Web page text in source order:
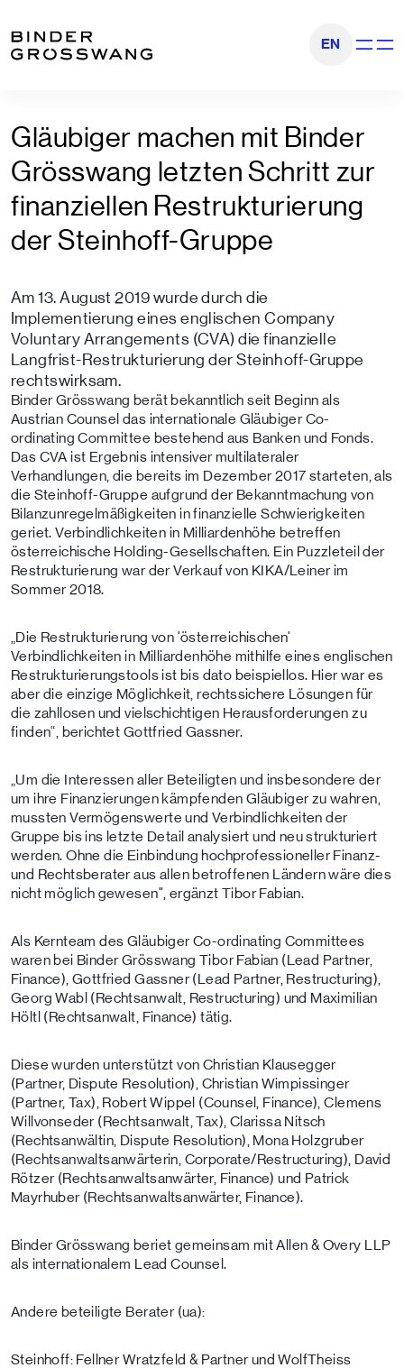
EN
Gläubiger machen mit Binder
Grösswang letzten Schritt zur
finanziellen Restrukturierung
der Steinhoff-Gruppe
Am 13. August 2019 wurde durch die
Implementierung eines englischen Company
Voluntary Arrangements (CVA) die finanzielle
Langfrist-Restrukturierung der Steinhoff-Gruppe
rechtswirksam.
Binder Grösswang berät bekanntlich seit Beginn als
Austrian Counsel das internationale Gläubiger Co-
ordinating Committee bestehend aus Banken und Fonds.
Das CVA ist Ergebnis intensiver multilateraler
Verhandlungen, die bereits im Dezember 2017 starteten, als
die Steinhoff-Gruppe aufgrund der Bekanntmachung von
Bilanzunregelmäßigkeiten in finanzielle Schwierigkeiten
geriet. Verbindlichkeiten in Milliardenhöhe betreffen
österreichische Holding-Gesellschaften. Ein Puzzleteil der
Restrukturierung war der Verkauf von KIKA/Leiner im
Sommer 2018.
„Die Restrukturierung von 'österreichischen'
Verbindlichkeiten in Milliardenhöhe mithilfe eines englischen
Restrukturierungstools ist bis dato beispiellos. Hier war es
aber die einzige Möglichkeit, rechtssichere Lösungen für
die zahllosen und vielschichtigen Herausforderungen zu
finden“, berichtet Gottfried Gassner.
„Um die Interessen aller Beteiligten und insbesondere der
um ihre Finanzierungen kämpfenden Gläubiger zu wahren,
mussten Vermögenswerte und Verbindlichkeiten der
Gruppe bis ins letzte Detail analysiert und neu strukturiert
werden. Ohne die Einbindung hochprofessioneller Finanz-
und Rechtsberater aus allen betroffenen Ländern wäre dies
nicht möglich gewesen", ergänzt Tibor Fabian.
Als Kernteam des Gläubiger Co-ordinating Committees
waren bei Binder Grösswang Tibor Fabian (Lead Partner,
Finance), Gottfried Gassner (Lead Partner, Restructuring),
Georg Wabl (Rechtsanwalt, Restructuring) und Maximilian
Höltl (Rechtsanwalt, Finance) tätig.
Diese wurden unterstützt von Christian Klausegger
(Partner, Dispute Resolution), Christian Wimpissinger
(Partner, Tax), Robert Wippel (Counsel, Finance), Clemens
Willvonseder (Rechtsanwalt, Tax), Clarissa Nitsch
(Rechtsanwältin, Dispute Resolution), Mona Holzgruber
(Rechtsanwaltsanwärterin, Corporate/Restructuring), David
Rötzer (Rechtsanwaltsanwärter, Finance) und Patrick
Mayrhuber (Rechtsanwaltsanwärter, Finance).
Binder Grösswang beriet gemeinsam mit Allen & Overy LLP
als internationalem Lead Counsel.
Andere beteiligte Berater (ua):
Steinhoff: Fellner Wratzfeld & Partner und WolfTheiss